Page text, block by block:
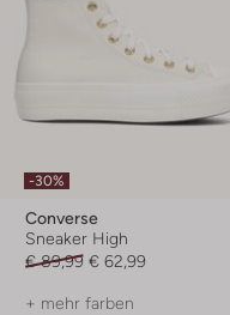
-30%
Converse
Sneaker High
€ 89,99 € 62,99
+ mehr farben